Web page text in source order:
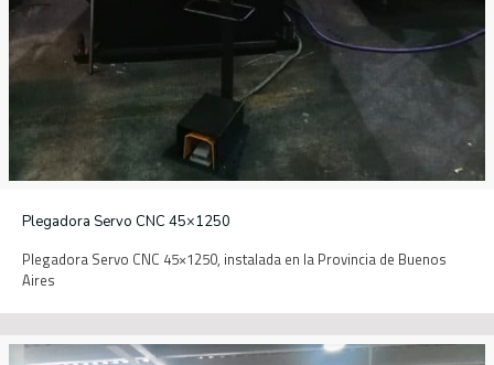
Plegadora Servo CNC 45×1250
Plegadora Servo CNC 45×1250, instalada en la Provincia de Buenos
Aires